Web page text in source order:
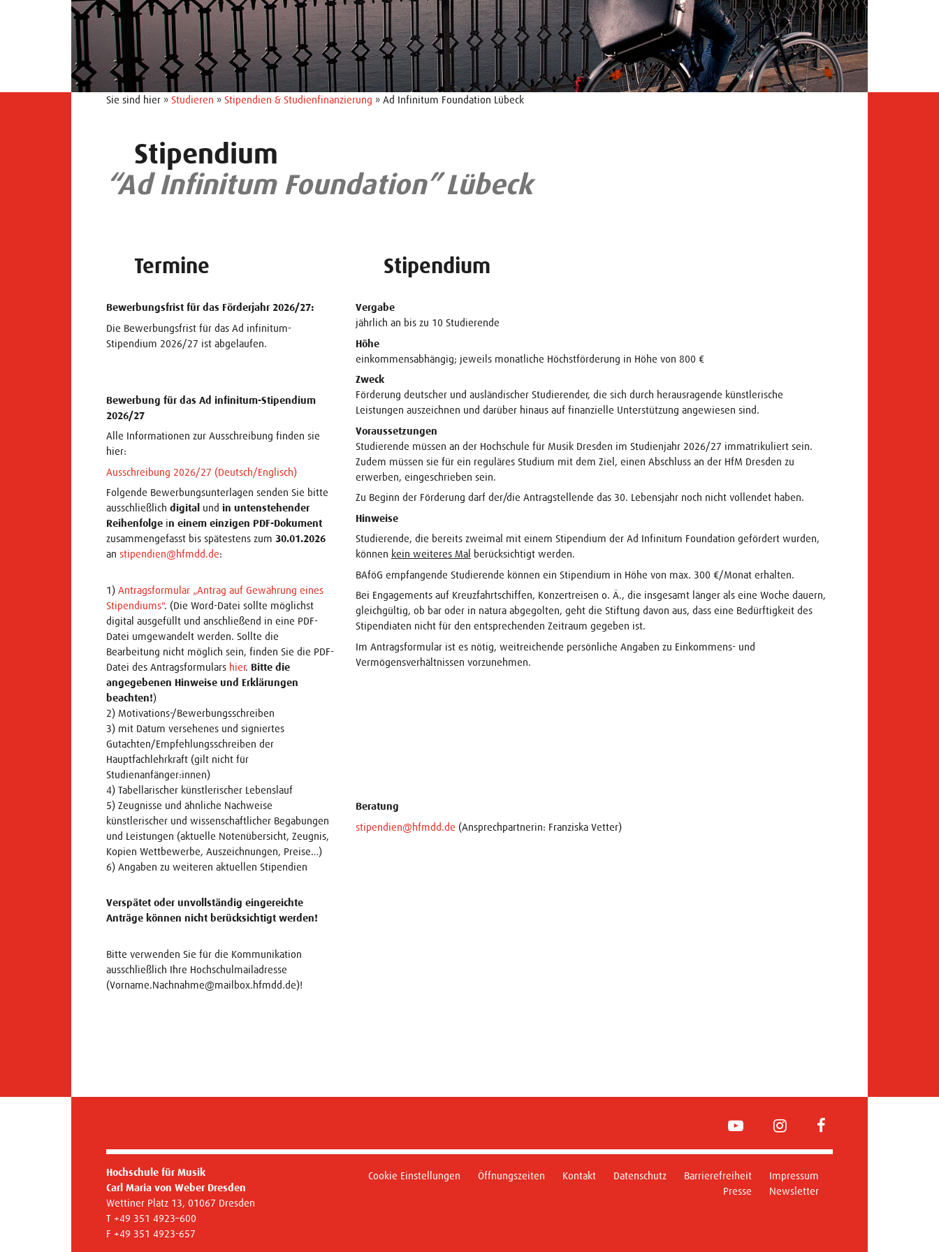
Sie sind hier » Studieren » Stipendien & Studienfinanzierung » Ad Infinitum Foundation Lübeck
Stipendium
“Ad Infinitum Foundation” Lübeck
Termine
Bewerbungsfrist für das Förderjahr 2026/27:
Die Bewerbungsfrist für das Ad infinitum-
Stipendium 2026/27 ist abgelaufen.
Bewerbung für das Ad infinitum-Stipendium
2026/27
Alle Informationen zur Ausschreibung finden sie
hier:
Ausschreibung 2026/27 (Deutsch/Englisch)
Folgende Bewerbungsunterlagen senden Sie bitte
ausschließlich digital und in untenstehender
Reihenfolge in einem einzigen PDF-Dokument
zusammengefasst bis spätestens zum 30.01.2026
an stipendien@hfmdd.de:
1) Antragsformular „Antrag auf Gewährung eines
Stipendiums". (Die Word-Datei sollte möglichst
digital ausgefüllt und anschließend in eine PDF-
Datei umgewandelt werden. Sollte die
Bearbeitung nicht möglich sein, finden Sie die PDF-
Datei des Antragsformulars hier. Bitte die
angegebenen Hinweise und Erklärungen
beachten!)
2) Motivations-/Bewerbungsschreiben
3) mit Datum versehenes und signiertes
Gutachten/Empfehlungsschreiben der
Hauptfachlehrkraft (gilt nicht für
Studienanfänger:innen)
4) Tabellarischer künstlerischer Lebenslauf
5) Zeugnisse und ähnliche Nachweise
künstlerischer und wissenschaftlicher Begabungen
und Leistungen (aktuelle Notenübersicht, Zeugnis,
Kopien Wettbewerbe, Auszeichnungen, Preise…)
6) Angaben zu weiteren aktuellen Stipendien
Verspätet oder unvollständig eingereichte
Anträge können nicht berücksichtigt werden!
Bitte verwenden Sie für die Kommunikation
ausschließlich Ihre Hochschulmailadresse
(Vorname.Nachnahme@mailbox.hfmdd.de)!
Stipendium
Vergabe
jährlich an bis zu 10 Studierende
Höhe
einkommensabhängig; jeweils monatliche Höchstförderung in Höhe von 800 €
Zweck
Förderung deutscher und ausländischer Studierender, die sich durch herausragende künstlerische
Leistungen auszeichnen und darüber hinaus auf finanzielle Unterstützung angewiesen sind.
Voraussetzungen
Studierende müssen an der Hochschule für Musik Dresden im Studienjahr 2026/27 immatrikuliert sein.
Zudem müssen sie für ein reguläres Studium mit dem Ziel, einen Abschluss an der HfM Dresden zu
erwerben, eingeschrieben sein.
Zu Beginn der Förderung darf der/die Antragstellende das 30. Lebensjahr noch nicht vollendet haben.
Hinweise
Studierende, die bereits zweimal mit einem Stipendium der Ad Infinitum Foundation gefördert wurden,
können kein weiteres Mal berücksichtigt werden.
BAföG empfangende Studierende können ein Stipendium in Höhe von max. 300 €/Monat erhalten.
Bei Engagements auf Kreuzfahrtschiffen, Konzertreisen o. Ä., die insgesamt länger als eine Woche dauern,
gleichgültig, ob bar oder in natura abgegolten, geht die Stiftung davon aus, dass eine Bedürftigkeit des
Stipendiaten nicht für den entsprechenden Zeitraum gegeben ist.
Im Antragsformular ist es nötig, weitreichende persönliche Angaben zu Einkommens- und
Vermögensverhältnissen vorzunehmen.
Beratung
stipendien@hfmdd.de (Ansprechpartnerin: Franziska Vetter)
YouTube Instagram
Cookie Einstellungen Öffnungszeiten Kontakt Datenschutz Barrierefreiheit
Impressum
Presse
Newsletter
Hochschule für Musik
Carl Maria von Weber Dresden
Wettiner Platz 13, 01067 Dresden
T +49 351 4923–600
F +49 351 4923-657